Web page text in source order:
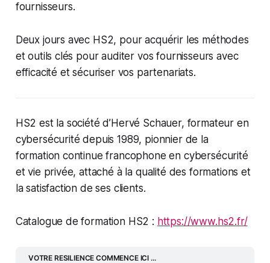
fournisseurs.
Deux jours avec HS2, pour acquérir les méthodes
et outils clés pour auditer vos fournisseurs avec
efficacité et sécuriser vos partenariats.
HS2 est la société d’Hervé Schauer, formateur en
cybersécurité depuis 1989, pionnier de la
formation continue francophone en cybersécurité
et vie privée, attaché à la qualité des formations et
la satisfaction de ses clients.
Catalogue de formation HS2 : https://www.hs2.fr/
VOTRE RESILIENCE COMMENCE ICI ...